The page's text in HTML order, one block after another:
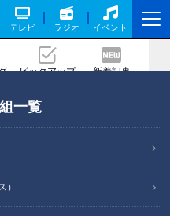
テレビ ラジオ イベント
ピックアップ 新着記事
一覧
）
品質・高機能！
る